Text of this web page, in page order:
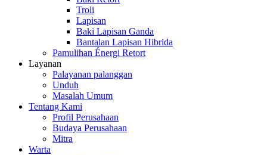
Troli
Lapisan
Baki Lapisan Ganda
Bantalan Lapisan Hibrida
Pamulihan Énergi Retort
Layanan
Palayanan palanggan
Unduh
Masalah Umum
Tentang Kami
Profil Perusahaan
Budaya Perusahaan
Mitra
Warta